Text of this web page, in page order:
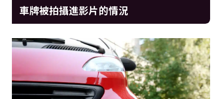
車牌被拍攝進影片的情況